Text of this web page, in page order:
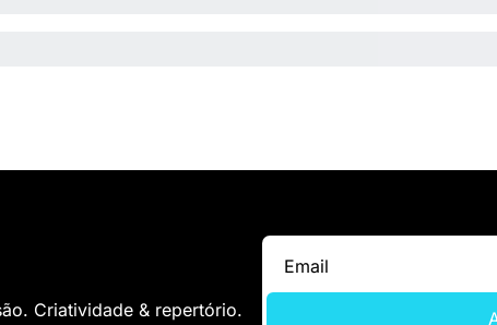
Criatividade & repertório.